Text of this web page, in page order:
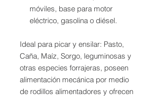
móviles, base para motor
eléctrico, gasolina o diésel.
Ideal para picar y ensilar: Pasto,
Caña, Maíz, Sorgo, leguminosas y
otras especies forrajeras, poseen
alimentación mecánica por medio
de rodillos alimentadores y ofrecen